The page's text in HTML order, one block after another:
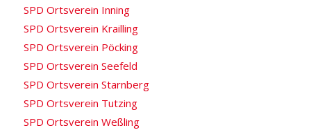
SPD Ortsverein Inning
SPD Ortsverein Krailling
SPD Ortsverein Pöcking
SPD Ortsverein Seefeld
SPD Ortsverein Starnberg
SPD Ortsverein Tutzing
SPD Ortsverein Weßling